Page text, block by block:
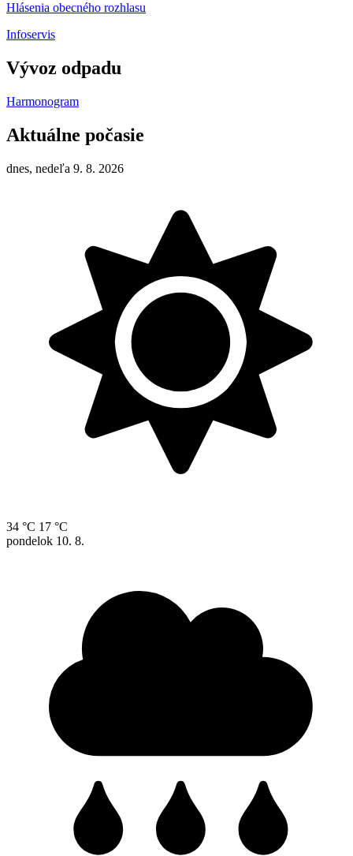
Hlásenia obecného rozhlasu
Infoservis
Vývoz odpadu
Harmonogram
Aktuálne počasie
dnes, nedeľa 9. 8. 2026
34 °C 17 °C
pondelok 10. 8.